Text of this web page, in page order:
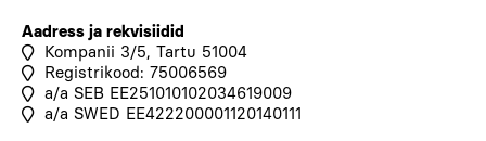
Aadress ja rekvisiidid
Kompanii 3/5, Tartu 51004
Registrikood: 75006569
a/a SEB EE251010102034619009
a/a SWED EE422200001120140111